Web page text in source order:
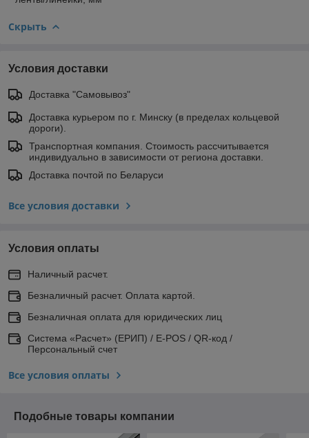
Скрыть
Условия доставки
Доставка "Самовывоз"
Доставка курьером по г. Минску (в пределах кольцевой
дороги).
Транспортная компания. Стоимость рассчитывается
индивидуально в зависимости от региона доставки.
Доставка почтой по Беларуси
Все условия доставки
Условия оплаты
Наличный расчет.
Безналичный расчет. Оплата картой.
Безналичная оплата для юридических лиц
Система «Расчет» (ЕРИП) / E-POS / QR-код /
Персональный счет
Все условия оплаты
Подобные товары компании